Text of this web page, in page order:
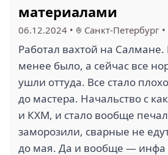
материалами
06.12.2024 • Санкт-Петербург •
Работал вахтой на
менее было, а сейчас все
ушли оттуда. Все стало
до мастера. Начальство с
и КХМ, и стало вообще
заморозили, сварные не
до мая. Да и вообще — инфа